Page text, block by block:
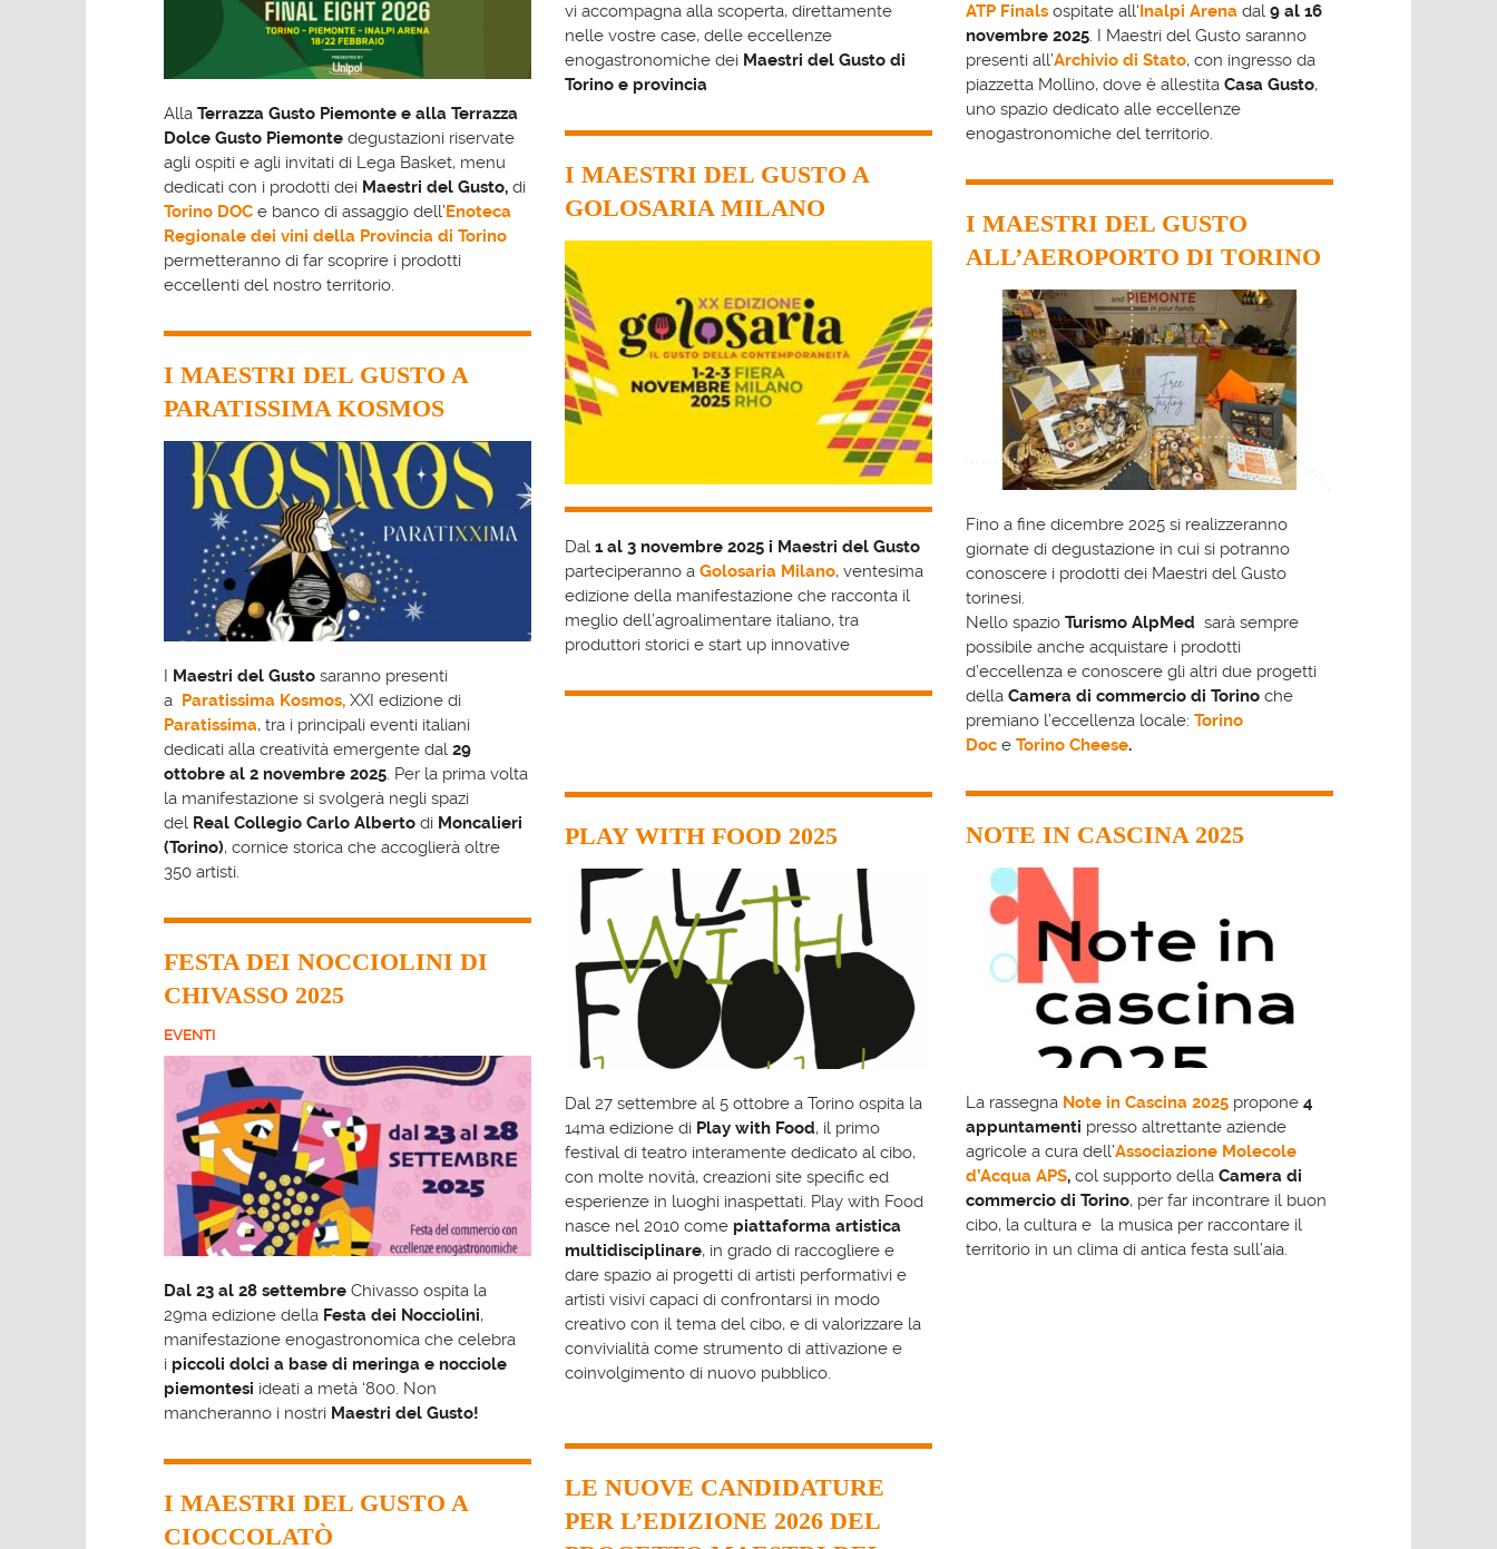
Alla Terrazza Gusto Piemonte e alla Terrazza
Dolce Gusto Piemonte degustazioni riservate
agli ospiti e agli invitati di Lega Basket, menu
dedicati con i prodotti dei Maestri del Gusto, di
Torino DOC e banco di assaggio dell’Enoteca
Regionale dei vini della Provincia di Torino
permetteranno di far scoprire i prodotti
eccellenti del nostro territorio.
I MAESTRI DEL GUSTO A
PARATISSIMA KOSMOS
I Maestri del Gusto saranno presenti
a Paratissima Kosmos, XXI edizione di
Paratissima, tra i principali eventi italiani
dedicati alla creatività emergente dal 29
ottobre al 2 novembre 2025. Per la prima volta
la manifestazione si svolgerà negli spazi
del Real Collegio Carlo Alberto di Moncalieri
(Torino), cornice storica che accoglierà oltre
350 artisti.
FESTA DEI NOCCIOLINI DI
CHIVASSO 2025
EVENTI
Dal 23 al 28 settembre Chivasso ospita la
29ma edizione della Festa dei Nocciolini,
manifestazione enogastronomica che celebra
i piccoli dolci a base di meringa e nocciole
piemontesi ideati a metà ‘800. Non
mancheranno i nostri Maestri del Gusto!
I MAESTRI DEL GUSTO A
CIOCCOLATÒ
vi accompagna alla scoperta, direttamente
nelle vostre case, delle eccellenze
enogastronomiche dei Maestri del Gusto di
Torino e provincia
I MAESTRI DEL GUSTO A
GOLOSARIA MILANO
Dal 1 al 3 novembre 2025 i Maestri del Gusto
parteciperanno a Golosaria Milano, ventesima
edizione della manifestazione che racconta il
meglio dell’agroalimentare italiano, tra
produttori storici e start up innovative
PLAY WITH FOOD 2025
Dal 27 settembre al 5 ottobre a Torino ospita la
14ma edizione di Play with Food, il primo
festival di teatro interamente dedicato al cibo,
con molte novità, creazioni site specific ed
esperienze in luoghi inaspettati. Play with Food
nasce nel 2010 come piattaforma artistica
multidisciplinare, in grado di raccogliere e
dare spazio ai progetti di artisti performativi e
artisti visivi capaci di confrontarsi in modo
creativo con il tema del cibo, e di valorizzare la
convivialità come strumento di attivazione e
coinvolgimento di nuovo pubblico.
LE NUOVE CANDIDATURE
PER L’EDIZIONE 2026 DEL
ATP Finals ospitate all‘Inalpi Arena dal 9 al 16
novembre 2025. I Maestri del Gusto saranno
presenti all’Archivio di Stato, con ingresso da
piazzetta Mollino, dove è allestita Casa Gusto,
uno spazio dedicato alle eccellenze
enogastronomiche del territorio.
I MAESTRI DEL GUSTO
ALL’AEROPORTO DI TORINO
Fino a fine dicembre 2025 si realizzeranno
giornate di degustazione in cui si potranno
conoscere i prodotti dei Maestri del Gusto
torinesi.
Nello spazio Turismo AlpMed sarà sempre
possibile anche acquistare i prodotti
d’eccellenza e conoscere gli altri due progetti
della Camera di commercio di Torino che
premiano l’eccellenza locale: Torino
Doc e Torino Cheese.
NOTE IN CASCINA 2025
La rassegna Note in Cascina 2025 propone 4
appuntamenti presso altrettante aziende
agricole a cura dell’Associazione Molecole
d’Acqua APS, col supporto della Camera di
commercio di Torino, per far incontrare il buon
cibo, la cultura e la musica per raccontare il
territorio in un clima di antica festa sull’aia.